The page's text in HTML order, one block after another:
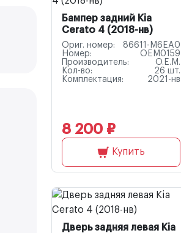
Бампер задний Kia
Cerato 4 (2018-нв)
Ориг. номер:
86611-M6EA0
Номер:
OEM0159
Производитель:
O.E.M.
Кол-во:
26 шт.
Комплектация:
2021-нв
8 200 ₽
Купить
Дверь задняя левая Kia